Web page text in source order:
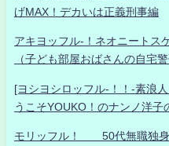
げMAX！デカいは正義刑事編
アキヨッフル-！ネオニートス
（子ども部屋おばさんの自宅
[ヨシヨシロッフル-！！-素浪
うこそYOUKO！のナンノ洋子
モリッフル！ 50代無職独身